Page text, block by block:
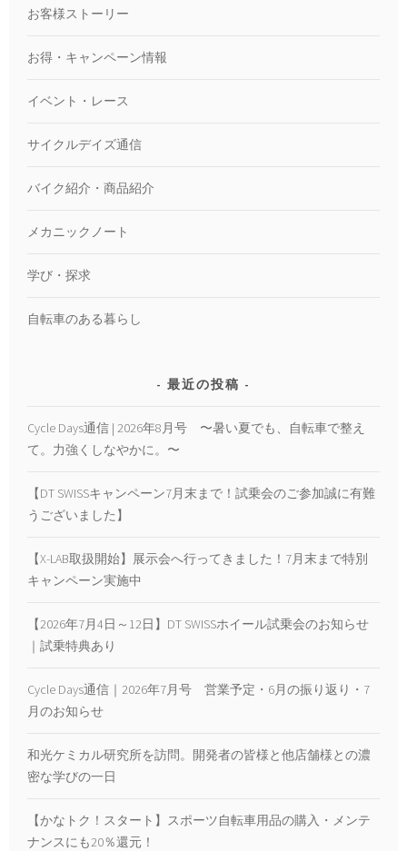
お客様ストーリー
お得・キャンペーン情報
イベント・レース
サイクルデイズ通信
バイク紹介・商品紹介
メカニックノート
学び・探求
自転車のある暮らし
最近の投稿
Cycle Days通信 | 2026年8月号 〜暑い夏でも、自転車で整え
て。力強くしなやかに。〜
【DT SWISSキャンペーン7月末まで！試乗会のご参加誠に有難
うございました】
【X-LAB取扱開始】展示会へ行ってきました！7月末まで特別
キャンペーン実施中
【2026年7月4日～12日】DT SWISSホイール試乗会のお知らせ
｜試乗特典あり
Cycle Days通信｜2026年7月号 営業予定・6月の振り返り・7
月のお知らせ
和光ケミカル研究所を訪問。開発者の皆様と他店舗様との濃
密な学びの一日
【かなトク！スタート】スポーツ自転車用品の購入・メンテ
ナンスにも20％還元！